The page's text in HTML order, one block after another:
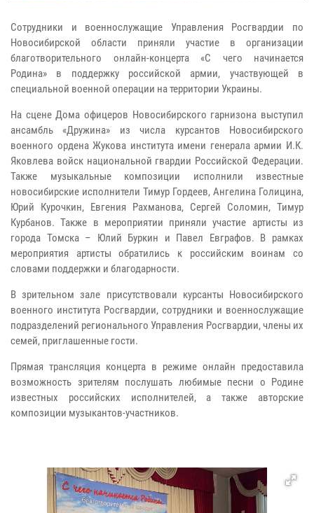
Сотрудники и военнослужащие Управления Росгвардии по
Новосибирской области приняли участие в организации
благотворительного онлайн-концерта «С чего начинается
Родина» в поддержку российской армии, участвующей в
специальной военной операции на территории Украины.
На сцене Дома офицеров Новосибирского гарнизона выступил
ансамбль «Дружина» из числа курсантов Новосибирского
военного ордена Жукова института имени генерала армии И.К.
Яковлева войск национальной гвардии Российской Федерации.
Также музыкальные композиции исполнили известные
новосибирские исполнители Тимур Гордеев, Ангелина Голицина,
Юрий Курочкин, Евгения Рахманова, Сергей Соломин, Тимур
Курбанов. Также в мероприятии приняли участие артисты из
города Томска – Юлий Буркин и Павел Евграфов. В рамках
мероприятия артисты обратились к российским воинам со
словами поддержки и благодарности.
В зрительном зале присутствовали курсанты Новосибирского
военного института Росгвардии, сотрудники и военнослужащие
подразделений регионального Управления Росгвардии, члены их
семей, приглашенные гости.
Прямая трансляция концерта в режиме онлайн предоставила
возможность зрителям послушать любимые песни о Родине
известных российских исполнителей, а также авторские
композиции музыкантов-участников.